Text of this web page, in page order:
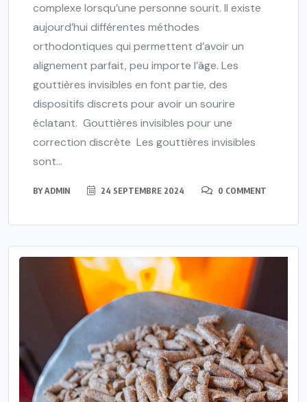
complexe lorsqu’une personne sourit. Il existe
aujourd’hui différentes méthodes
orthodontiques qui permettent d’avoir un
alignement parfait, peu importe l’âge. Les
gouttières invisibles en font partie, des
dispositifs discrets pour avoir un sourire
éclatant. Gouttières invisibles pour une
correction discrète Les gouttières invisibles
sont...
BYADMIN 24 SEPTEMBRE 2024 0 COMMENT